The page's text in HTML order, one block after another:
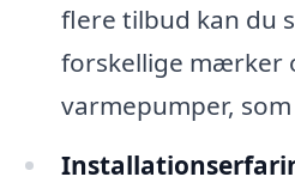
flere tilbud kan du
forskellige mærker
varmepumper,